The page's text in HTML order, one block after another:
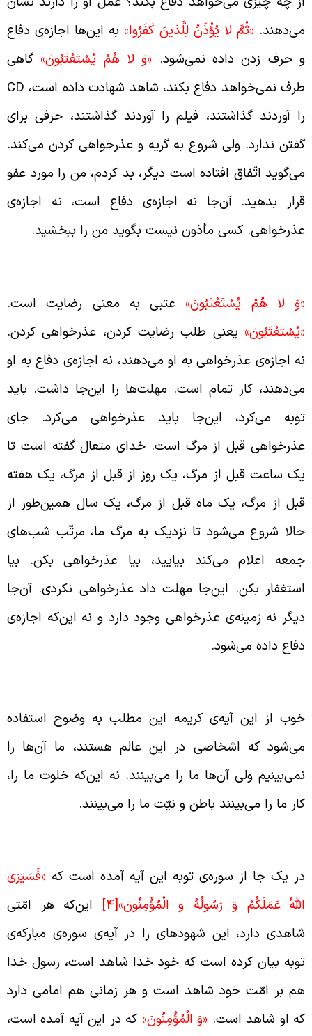
«ثُمَّ لا يُؤْذَنُ لِلَّذينَ كَفَرُوا»به این‌ها اجازه‌ی دفاع
حرف زدن داده نمی‌شود.«وَ لا هُمْ يُسْتَعْتَبُونَ‏»گاهی
نمی‌خواهد دفاع بکند، شاهد شهادت داده است،CD
آوردند گذاشتند، فیلم را آوردند گذاشتند، حرفی برای
ندارد. ولی شروع به گریه و عذرخواهی کردن می‌کند.
اتّفاق افتاده است دیگر، بد کردم، من را مورد عفو
بدهید. آن‌جا نه اجازه‌ی دفاع است، نه اجازه‌ی
کسی مأذون نیست بگوید من را ببخشید.
لا هُمْ يُسْتَعْتَبُونَ‏»عتبی به معنی رضایت است.
یعنی طلب رضایت کردن، عذرخواهی کردن.
اجازه‌ی عذرخواهی به او می‌دهند، نه اجازه‌ی دفاع به او
کار تمام است. مهلت‌ها را این‌جا داشت. باید
می‌کرد، این‌جا باید عذرخواهی می‌کرد. جای
قبل از مرگ است. خدای متعال گفته است تا
ساعت قبل از مرگ، یک روز از قبل از مرگ، یک هفته
از مرگ، یک ماه قبل از مرگ، یک سال همین‌طور از
شروع می‌شود تا نزدیک به مرگ ما، مرتّب شب‌های
اعلام می‌کند بیایید، بیا عذرخواهی بکن. بیا
بکن. این‌جا مهلت داد عذرخواهی نکردی. آن‌جا
نه زمینه‌ی عذرخواهی وجود دارد و نه این‌که اجازه‌ی
داده می‌شود.
از این آیه‌ی کریمه این مطلب به وضوح استفاده
که اشخاصی در این عالم هستند، ما آن‌ها را
ولی آن‌ها ما را می‌بینند. نه این‌که خلوت ما را،
ما را می‌بینند باطن و نیّت ما را می‌بینند.
یک جا از سوره‌ی توبه این آیه آمده است که«فَسَيَرَى
عَمَلَكُمْ وَ رَسُولُهُ وَ الْمُؤْمِنُونَ»[4]
این‌که هر امّتی
دارد، این شهودهای را در آیه‌ی سوره‌ی مبارکه‌ی
بیان کرده است که خود خدا شاهد است، رسول خدا
بر امّت خود شاهد است و هر زمانی هم امامی دارد
او شاهد است.«وَ الْمُؤْمِنُونَ»که در این آیه آمده است،